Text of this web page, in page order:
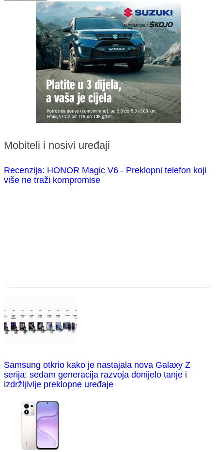
Mobiteli i nosivi uređaji
Recenzija: HONOR Magic V6 - Preklopni telefon koji
više ne traži kompromise
Samsung otkrio kako je nastajala nova Galaxy Z
serija: sedam generacija razvoja donijelo tanje i
izdržljivije preklopne uređaje